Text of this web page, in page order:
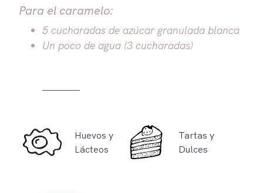
Para el caramelo:
5 cucharadas de azúcar granulada blanca
Un poco de agua (3 cucharadas)
Huevos y
Lácteos
Tartas y
Dulces